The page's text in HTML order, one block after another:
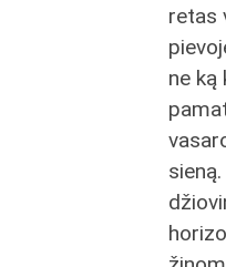
retas
ne ką